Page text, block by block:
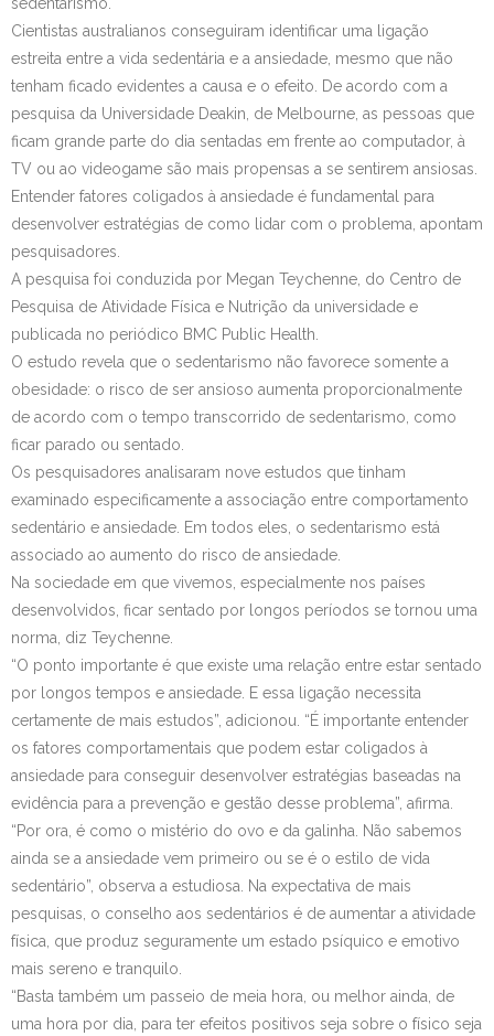
Contato
Cientistas australianos conseguiram identificar uma ligação
estreita entre a vida sedentária e a ansiedade, mesmo que não
tenham ficado evidentes a causa e o efeito. De acordo com a
pesquisa da Universidade Deakin, de Melbourne, as pessoas que
ficam grande parte do dia sentadas em frente ao computador, à
TV ou ao videogame são mais propensas a se sentirem ansiosas.
Entender fatores coligados à ansiedade é fundamental para
desenvolver estratégias de como lidar com o problema, apontam
pesquisadores.
A pesquisa foi conduzida por Megan Teychenne, do Centro de
Pesquisa de Atividade Física e Nutrição da universidade e
publicada no periódico BMC Public Health.
O estudo revela que o sedentarismo não favorece somente a
obesidade: o risco de ser ansioso aumenta proporcionalmente
de acordo com o tempo transcorrido de sedentarismo, como
ficar parado ou sentado.
Os pesquisadores analisaram nove estudos que tinham
examinado especificamente a associação entre comportamento
sedentário e ansiedade. Em todos eles, o sedentarismo está
associado ao aumento do risco de ansiedade.
Na sociedade em que vivemos, especialmente nos países
desenvolvidos, ficar sentado por longos períodos se tornou uma
norma, diz Teychenne.
“O ponto importante é que existe uma relação entre estar sentado
por longos tempos e ansiedade. E essa ligação necessita
certamente de mais estudos”, adicionou. “É importante entender
os fatores comportamentais que podem estar coligados à
ansiedade para conseguir desenvolver estratégias baseadas na
evidência para a prevenção e gestão desse problema”, afirma.
“Por ora, é como o mistério do ovo e da galinha. Não sabemos
ainda se a ansiedade vem primeiro ou se é o estilo de vida
sedentário”, observa a estudiosa. Na expectativa de mais
pesquisas, o conselho aos sedentários é de aumentar a atividade
física, que produz seguramente um estado psíquico e emotivo
mais sereno e tranquilo.
“Basta também um passeio de meia hora, ou melhor ainda, de
uma hora por dia, para ter efeitos positivos seja sobre o físico seja